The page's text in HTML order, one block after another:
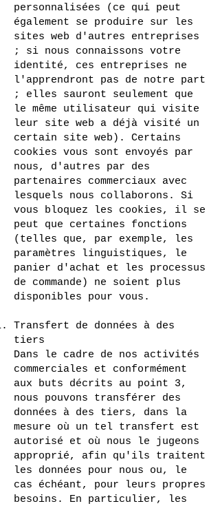
personnalisées (ce qui peut
également se produire sur les
sites web d'autres entreprises
; si nous connaissons votre
identité, ces entreprises ne
l'apprendront pas de notre part
; elles sauront seulement que
le même utilisateur qui visite
leur site web a déjà visité un
certain site web). Certains
cookies vous sont envoyés par
nous, d'autres par des
partenaires commerciaux avec
lesquels nous collaborons. Si
vous bloquez les cookies, il se
peut que certaines fonctions
(telles que, par exemple, les
paramètres linguistiques, le
panier d'achat et les processus
de commande) ne soient plus
disponibles pour vous.
Transfert de données à des
tiers
Dans le cadre de nos activités
commerciales et conformément
aux buts décrits au point 3,
nous pouvons transférer des
données à des tiers, dans la
mesure où un tel transfert est
autorisé et où nous le jugeons
approprié, afin qu'ils traitent
les données pour nous ou, le
cas échéant, pour leurs propres
besoins. En particulier, les